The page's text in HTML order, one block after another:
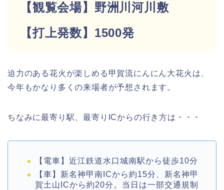
【観覧会場】野洲川河川敷
【打上発数】1500発
迫力のある花火が楽しめる甲賀流にんにん大花火は、
今年もかなり多くの来場者が予想されます。
ちなみに最寄り駅、最寄りICからの行き方は・・・
【電車】近江鉄道水口城南駅から徒歩10分
【車】新名神甲南ICから約15分、新名神甲
賀土山ICから約20分。当日は一部交通規制